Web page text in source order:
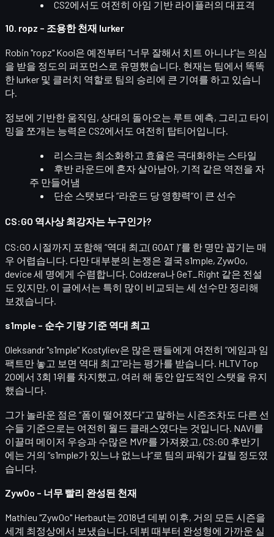
CS2에서도 여전히 아임 기반 라이플러의 대표격
10. ropz – 조용한 천재 lurker
Robin "ropz" Kool은 예전부터 “너무 잘해서 치트 아니냐”는 의심
을 받을 정도의 퍼포먼스로 유명했습니다. 현재는 팀에서 똑똑
한lurker 및 클러치 역할로 팀의 승리에 큰 기여를 하고 있습니
다.
정보에 기반한 움직임, 상대의 돌아오는 루트 예측, 그리고 타이
밍을 쪼개는 능력은 CS2에서도 여전히 탑티어입니다.
리스크는 최소화하고 효율은 극대화하는 스타일
후반 라운드에 혼자 살아남아, 기적 같은 역전을 자
주 만들어냄
단순 스탯보다“라운드 당 영향력”이 큰 선수
CS:GO 역사상 최강자는 누구인가?
CS:GO 시절까지 포함해 “역대 최고( GOAT )”를 한 명만 꼽기는 매
우 어렵습니다. 다만 대부분의 논쟁은 결국 s1mple, ZywOo,
device세 명에게 수렴합니다. Coldzera나 GeT_Right 같은 전설
도 있지만, 이 글에서는 특히 많이 비교되는 세 선수만 정리해
보겠습니다.
s1mple – 순수 기량 기준 역대 최고
Oleksandr "s1mple" Kostyliev은 많은 팬들에게 여전히 “에임과 임
팩트만 놓고 보면 역대 최고”라는 평가를 받습니다. HLTV Top
20에서 3회 1위를 차지했고, 여러 해 동안 압도적인 스탯을 유지
했습니다.
그가 놀라운 점은 “폼이 떨어졌다”고 말하는 시즌조차도 다른 선
수들 기준으로는 여전히 월드 클래스였다는 것입니다. NAVI를
이끌며 메이저 우승과 수많은 MVP를 가져왔고, CS:GO 후반기
에는 거의 “s1mple가 있느냐 없느냐”로 팀의 파워가 갈릴 정도였
습니다.
ZywOo – 너무 빨리 완성된 천재
Mathieu "ZywOo" Herbaut는 2018년 데뷔 이후, 거의 모든 시즌을
세계 최정상에서 보냈습니다. 데뷔 때부터 완성형에 가까운 실